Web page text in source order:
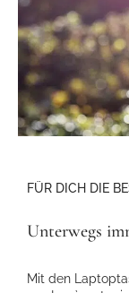
FÜR DICH DIE
Unterwegs
Mit den